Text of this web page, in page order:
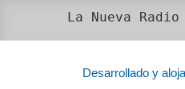
La Nueva
Desarrollado y